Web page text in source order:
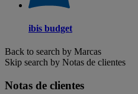
ibis budget
Back to search by Marcas
Skip search by Notas de clientes
Notas de clientes